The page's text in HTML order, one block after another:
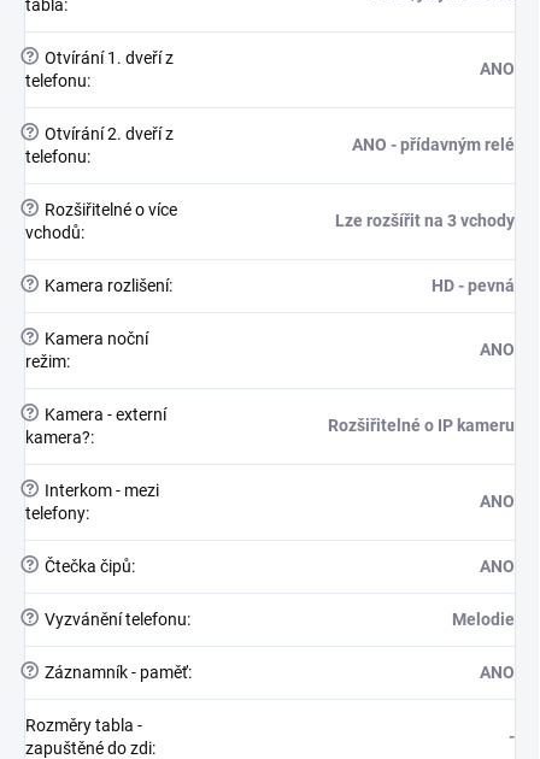
tabla:
? Otvírání 1. dveří z
telefonu:
ANO
? Otvírání 2. dveří z
telefonu:
ANO - přídavným relé
?
Rozšiřitelné o více
vchodů:
Lze rozšířit na 3 vchody
? Kamera rozlišení: HD - pevná
?
Kamera noční
režim:
ANO
?
Kamera - externí
kamera?:
Rozšiřitelné o IP kameru
?
Interkom - mezi
telefony:
ANO
? Čtečka čipů: ANO
? Vyzvánění telefonu: Melodie
? Záznamník - paměť: ANO
Rozměry tabla -
zapuštěné do zdi:
-